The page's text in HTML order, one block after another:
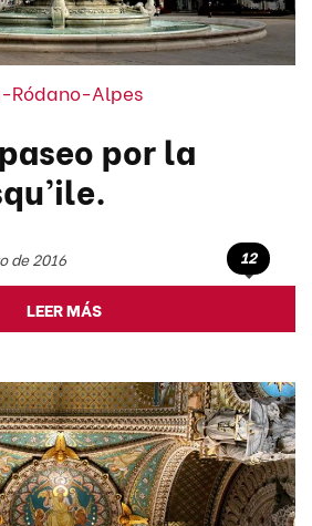
Ródano-Alpes
por la
de 2016 12
LEER MÁS